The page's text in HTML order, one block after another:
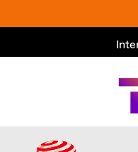
Inhalt